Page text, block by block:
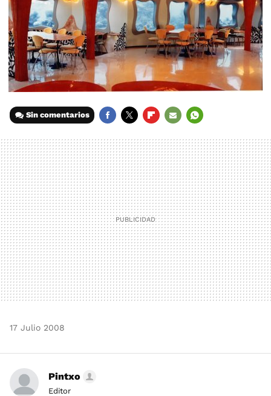
Sin comentarios
MAIL
17 Julio 2008
Pintxo
Editor